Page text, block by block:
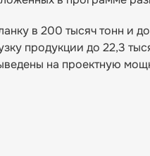
в 200 тысяч тонн и
продукции до 22,3
на проектную